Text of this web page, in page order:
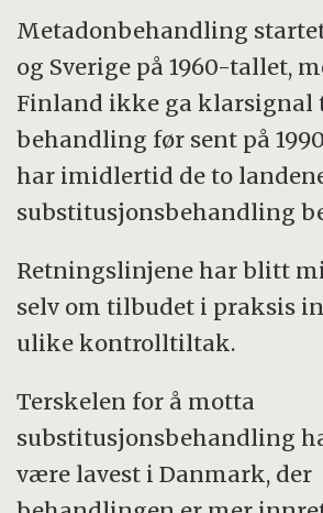
Metadonbehandling
og Sverige på 1960-tallet,
Finland ikke ga klarsignal
behandling før sent på
har imidlertid de to
substitusjonsbehandling
Retningslinjene har blitt
selv om tilbudet i praksis
ulike kontrolltiltak.
Terskelen for å motta
substitusjonsbehandling
være lavest i Danmark, der